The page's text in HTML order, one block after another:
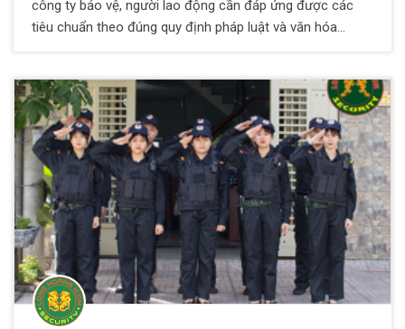
công ty bảo vệ, người lao động cần đáp ứng được các
tiêu chuẩn theo đúng quy định pháp luật và văn hóa